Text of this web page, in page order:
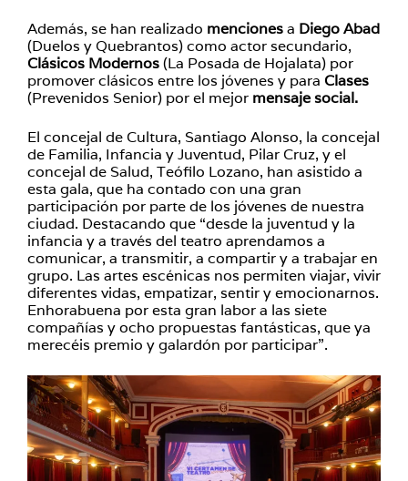
Además, se han realizado mencionesa Diego Abad
(Duelos y Quebrantos) como actor secundario,
Clásicos Modernos(La Posada de Hojalata) por
promover clásicos entre los jóvenes y para Clases
(Prevenidos Senior) por el mejor mensaje social.
El concejal de Cultura, Santiago Alonso, la concejal
de Familia, Infancia y Juventud, Pilar Cruz, y el
concejal de Salud, Teófilo Lozano, han asistido a
esta gala, que ha contado con una gran
participación por parte de los jóvenes de nuestra
ciudad. Destacando que “desde la juventud y la
infancia y a través del teatro aprendamos a
comunicar, a transmitir, a compartir y a trabajar en
grupo. Las artes escénicas nos permiten viajar, vivir
diferentes vidas, empatizar, sentir y emocionarnos.
Enhorabuena por esta gran labor a las siete
compañías y ocho propuestas fantásticas, que ya
merecéis premio y galardón por participar”.